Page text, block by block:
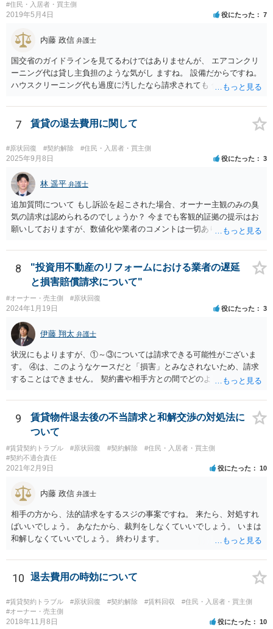
#住民・入居者・買主側
2019年5月4日 役にたった 7
内藤 政信 弁護士
国交省のガイドラインを見てるわけではありませんが、 エアコンクリ
ーニング代は貸し主負担のような気がし ますね。 設備だからですね。
ハウスクリーニング代も過度に汚したなら請求されても 仕方ないでし
の借主のための清掃だと思いますね。 ほっといて争ってみたらいいで
しょう。
7 賃貸の退去費用に関して
#原状回復 #契約解除 #住民・入居者・買主側
2025年9月8日 役にたった 3
林 遥平 弁護士
追加質問について もし訴訟を起こされた場合、オーナー主観のみの臭
気の請求は認められるのでしょうか？ 今までも客観的証拠の提示はお
願いしておりますが、数値化や業者のコメントは一切ありません。こ
観のみの臭気の請求は認められず、オーナーの請求が認められるため
には、客観的な証拠が必要です。訴訟を提起されたとしても、オーナ
ーの請求が認容される可能性は小さいと思います。
8
"投資用不動産のリフォームにおける業者の遅延
と損害賠償請求について"
#オーナー・売主側 #原状回復
2024年1月19日 役にたった 3
伊藤 翔太 弁護士
状況にもよりますが、①～③については請求できる可能性がございま
す。 ④は、このようなケースだと「損害」とみなされないため、請求
することはできません。 契約書や相手方との間でどのようなやりとり
わってくるかと思いますので、一度お近くの法律事務所に相談された
ほうがよろしいかと思います。
9
賃貸物件退去後の不当請求と和解交渉の対処法に
ついて
#賃貸契約トラブル #原状回復 #契約解除
#住民・入居者・買主側
#契約不適合責任
2021年2月9日 役にたった 10
内藤 政信 弁護士
相手の方から、法的請求をするスジの事案ですね。 来たら、対処すれ
ばいいでしょう。 あなたから、裁判をしなくていいでしょう。 いまは
和解しなくていいでしょう。 終わります。
10 退去費用の時効について
#賃貸契約トラブル #原状回復 #契約解除 #賃料回収
#住民・入居者・買主側
#オーナー・売主側
2018年11月8日 役にたった 10